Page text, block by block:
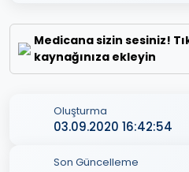
Medicana sizin sesiniz!
kaynağınıza ekleyin
Oluşturma
03.09.2020 16:42:54
Son Güncelleme